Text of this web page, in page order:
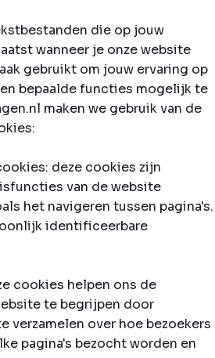
die op jouw
wanneer je onze website
gebruikt om jouw ervaring op
bepaalde functies mogelijk te
maken we gebruik van de
deze cookies zijn
van de website
het navigeren tussen pagina's.
identificeerbare
cookies helpen ons de
te begrijpen door
verzamelen over hoe bezoekers
pagina's bezocht worden en